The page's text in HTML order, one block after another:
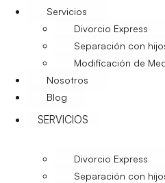
Servicios
Divorcio Express
Separación con
Modificación de
Nosotros
Blog
SERVICIOS
Divorcio Express
Separación con